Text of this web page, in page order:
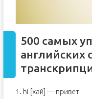
500 самых
английских
1. hi [хай] — привет